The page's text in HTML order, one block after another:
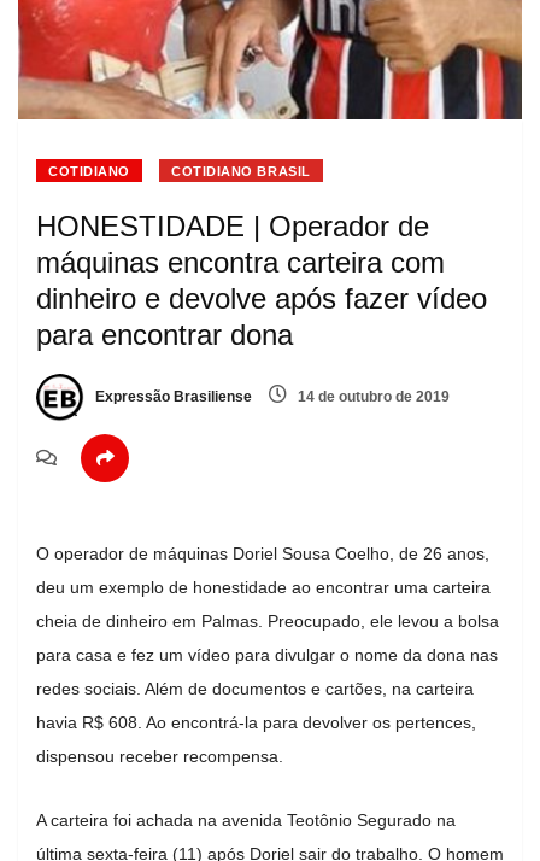
COTIDIANO COTIDIANO BRASIL
HONESTIDADE | Operador de
máquinas encontra carteira com
dinheiro e devolve após fazer vídeo
para encontrar dona
Expressão Brasiliense 14 de outubro de 2019
O operador de máquinas Doriel Sousa Coelho, de 26 anos,
deu um exemplo de honestidade ao encontrar uma carteira
cheia de dinheiro em Palmas. Preocupado, ele levou a bolsa
para casa e fez um vídeo para divulgar o nome da dona nas
redes sociais. Além de documentos e cartões, na carteira
havia R$ 608. Ao encontrá-la para devolver os pertences,
dispensou receber recompensa.
A carteira foi achada na avenida Teotônio Segurado na
última sexta-feira (11) após Doriel sair do trabalho. O homem